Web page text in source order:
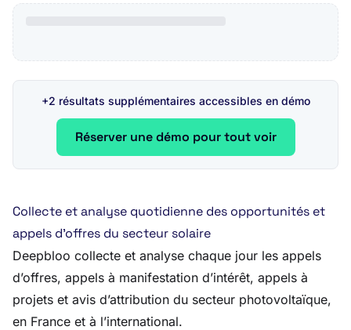
+2 résultats supplémentaires accessibles en démo
Réserver une démo pour tout voir
Collecte et analyse quotidienne des opportunités et
appels d’offres du secteur solaire
Deepbloo collecte et analyse chaque jour les appels
d’offres, appels à manifestation d’intérêt, appels à
projets et avis d’attribution du secteur photovoltaïque,
en France et à l’international.